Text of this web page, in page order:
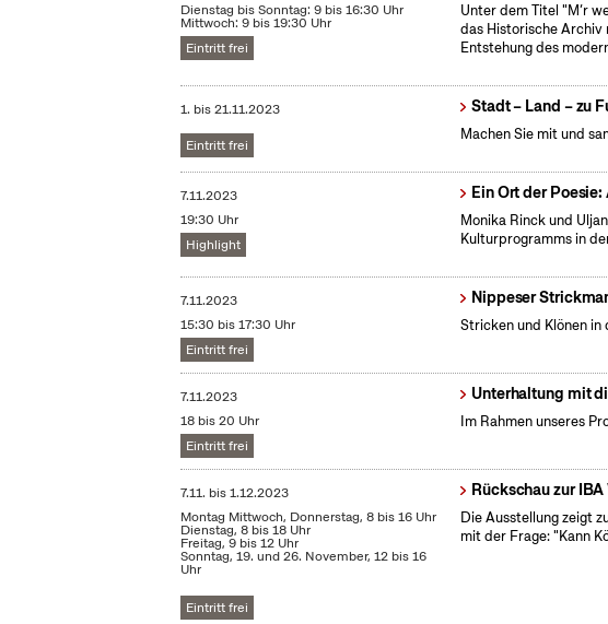
Dienstag bis Sonntag: 9 bis 16:30 Uhr
Mittwoch: 9 bis 19:30 Uhr
Eintritt frei
Unter dem Titel "M’r
das Historische Archiv
Entstehung des
1. bis21.11.2023
Eintritt frei
Stadt – Land – zu
Machen Sie mit und
7.11.2023
19:30 Uhr
Highlight
Ein Ort der
Monika Rinck und
Kulturprogramms in
7.11.2023
15:30 bis 17:30 Uhr
Eintritt frei
Nippeser
Stricken und Klönen
7.11.2023
18 bis 20 Uhr
Eintritt frei
Unterhaltung mit
Im Rahmen unseres
7.11. bis1.12.2023
Montag Mittwoch, Donnerstag, 8 bis 16 Uhr
Dienstag, 8 bis 18 Uhr
Freitag, 9 bis 12 Uhr
Sonntag, 19. und 26. November, 12 bis 16
Uhr
Eintritt frei
Rückschau zur
Die Ausstellung zeigt
mit der Frage: "Kann